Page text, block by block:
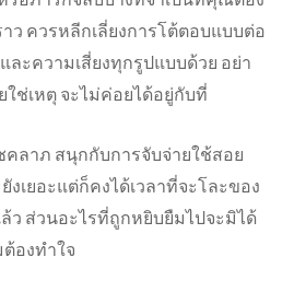
ว ควรหลีกเลี่ยงการโต้ตอบแบบต่อ
ละความเสี่ยงทุกรูปแบบด้วย อย่า
ใช่เหตุ จะไม่ค่อยได้อยู่กับที่
คลาภ สนุกกับการจับจ่ายใช้สอย
งเยอะแต่ก็คงได้เวลาที่จะโละของ
ว ส่วนอะไรที่ถูกหยิบยืมไปจะมิได้
องทำใจ